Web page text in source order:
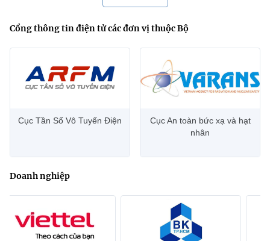
Cổng thông tin điện tử các đơn vị thuộc Bộ
Cục Tần Số Vô Tuyến Điện
Cục An toàn bức xạ và hạt
nhân
Doanh nghiệp